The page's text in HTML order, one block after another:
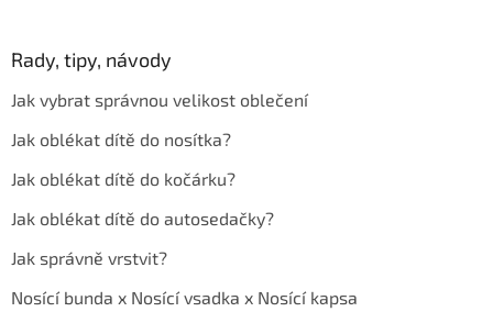
Rady, tipy, návody
Jak vybrat správnou velikost oblečení
Jak oblékat dítě do nosítka?
Jak oblékat dítě do kočárku?
Jak oblékat dítě do autosedačky?
Jak správně vrstvit?
Nosící bunda x Nosící vsadka x Nosící kapsa